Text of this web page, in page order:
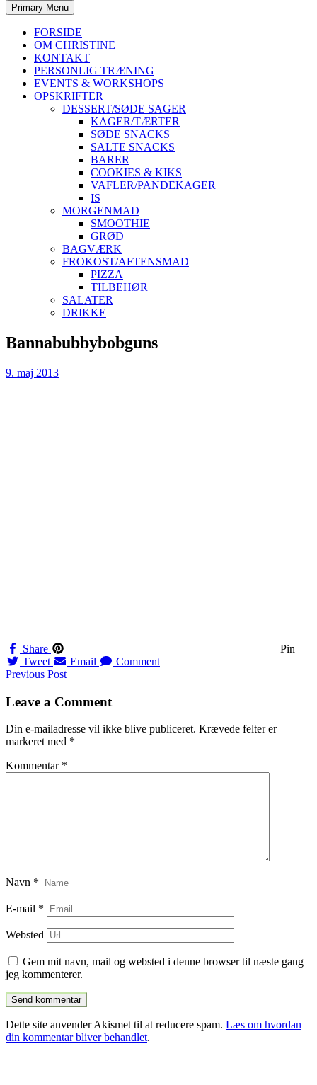
Primary Menu
FORSIDE
OM CHRISTINE
KONTAKT
PERSONLIG TRÆNING
EVENTS & WORKSHOPS
OPSKRIFTER
DESSERT/SØDE SAGER
KAGER/TÆRTER
SØDE SNACKS
SALTE SNACKS
BARER
COOKIES & KIKS
VAFLER/PANDEKAGER
IS
MORGENMAD
SMOOTHIE
GRØD
BAGVÆRK
FROKOST/AFTENSMAD
PIZZA
TILBEHØR
SALATER
DRIKKE
Skip
to
Bannabubbybobguns
9. maj 2013
Share
Pin
Tweet
Email Comment
Navigation
til
Previous Post
Leave a Comment
Din e-mailadresse vil ikke blive publiceret. Krævede felter er
markeret med *
Kommentar *
Navn *
E-mail *
Websted
Gem mit navn, mail og websted i denne browser til næste gang
jeg kommenterer.
Dette site anvender Akismet til at reducere spam. Læs om hvordan
din kommentar bliver behandlet.